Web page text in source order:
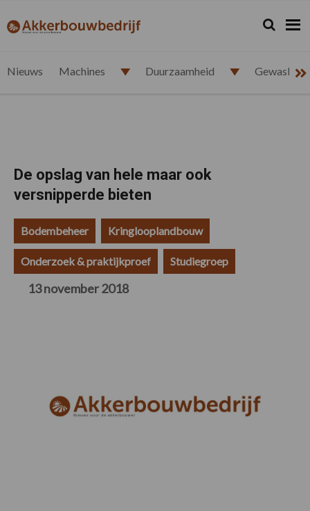
de
de
de
de
akkerbouwbedrijf.nl Zoeken...
Zoek
Nieuws Machines Duurzaamheid
De opslag van hele maar ook
versnipperde bieten
Bodembeheer Kringlooplandbouw
Onderzoek & praktijkproef Studiegroep
13 november 2018